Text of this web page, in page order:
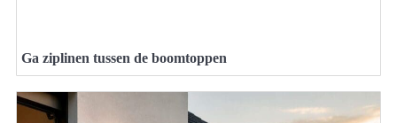
Ga ziplinen tussen de boomtoppen